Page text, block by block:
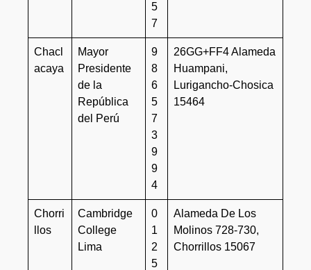
5
7
Chacl
acaya
Mayor
Presidente
de la
República
del Perú
9
8
6
5
7
3
9
9
4
26GG+FF4 Alameda
Huampani,
Lurigancho-Chosica
15464
Chorri
llos
Cambridge
College
Lima
0
1
2
5
Alameda De Los
Molinos 728-730,
Chorrillos 15067